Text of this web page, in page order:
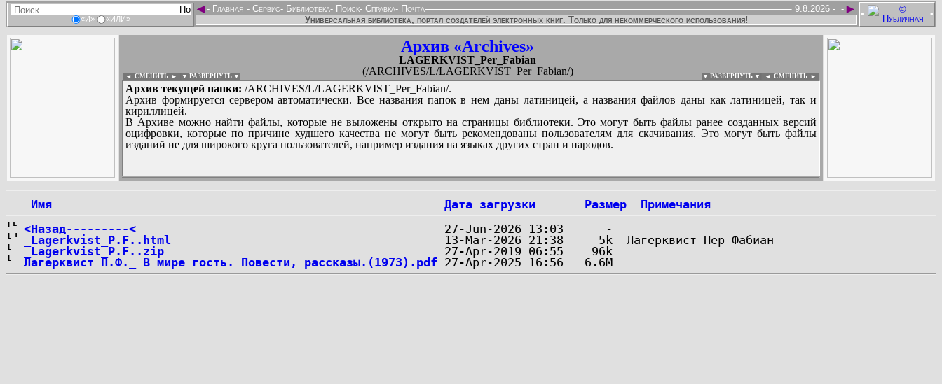
«И» «ИЛИ»
• •
◄ ►
- Главная - Сервис- Библиотека- Поиск- Справка- Почта -
9.8.2026 -
Универсальная библиотека, портал создателей электронных книг. Только для некоммерческого использования!
Архив «Archives»
LAGERKVIST_Per_Fabian
(/ARCHIVES/L/LAGERKVIST_Per_Fabian/)
◄ СМЕНИТЬ ► ▼ РАЗВЕРНУТЬ ▼ ▼ РАЗВЕРНУТЬ ▼ ◄ СМЕНИТЬ ►
Архив текущей папки: /ARCHIVES/L/LAGERKVIST_Per_Fabian/.
Архив формируется сервером автоматически. Все названия папок в нем даны латиницей, а названия файлов даны как латиницей, так и
кириллицей.
В Архиве можно найти файлы, которые не выложены открыто на страницы библиотеки. Это могут быть файлы ранее созданных версий
оцифровки, которые по причине худшего качества не могут быть рекомендованы пользователям для скачивания. Это могут быть файлы
изданий не для широкого круга пользователей, например издания на языках других стран и народов.
:
...
Имя Дата загрузки Размер
Примечания
<Назад---------<
_Lagerkvist_P.F..html
_Lagerkvist_P.F..zip
Лагерквист П.Ф._ В мире гость. Повести, рассказы.(1973).pdf